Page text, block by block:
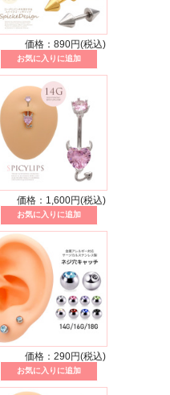
価格：890円(税込)
価格：1,600円(税込)
価格：290円(税込)